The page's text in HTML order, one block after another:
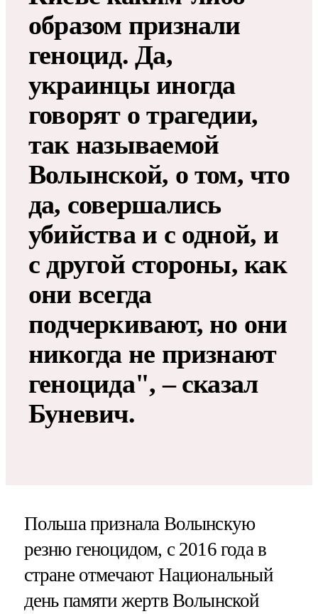
образом признали
геноцид. Да,
украинцы иногда
говорят о трагедии,
так называемой
Волынской, о том, что
да, совершались
убийства и с одной, и
с другой стороны, как
они всегда
подчеркивают, но они
никогда не признают
геноцида", – сказал
Буневич.
Польша признала Волынскую
резню геноцидом, с 2016 года в
стране отмечают Национальный
день памяти жертв Волынской